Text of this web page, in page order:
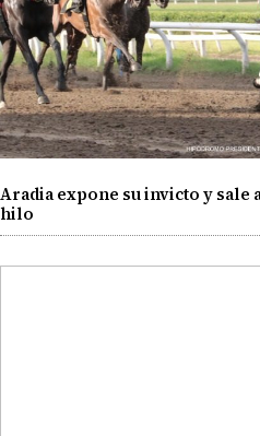
Aradia expone su invicto y sale
hilo